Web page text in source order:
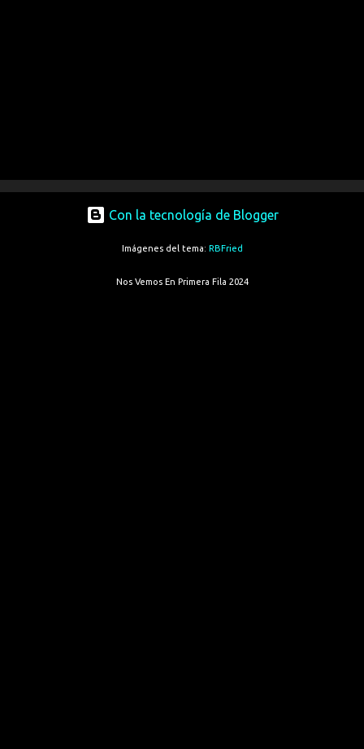
Con la tecnología de Blogger
Imágenes del tema: RBFried
Nos Vemos En Primera Fila 2024